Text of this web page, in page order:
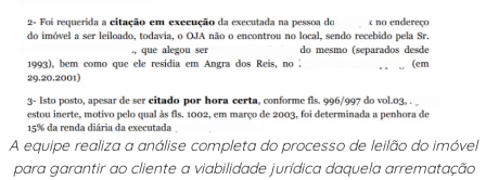
A equipe realiza a análise completa do processo de leilão do imóvel
para garantir ao cliente a viabilidade jurídica daquela arrematação